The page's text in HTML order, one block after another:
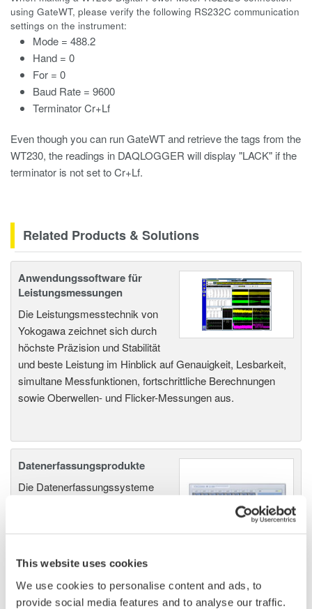
This website uses cookies
We use cookies to personalise content and ads, to
provide social media features and to analyse our traffic.
using GateWT, please verify the following RS232C communication
settings on the instrument:
Mode = 488.2
Hand = 0
For = 0
Baud Rate = 9600
Terminator Cr+Lf
Even though you can run GateWT and retrieve the tags from the
WT230, the readings in DAQLOGGER will display "LACK" if the
terminator is not set to Cr+Lf.
Related Products & Solutions
Anwendungssoftware für
Leistungsmessungen
Die Leistungsmesstechnik von
Yokogawa zeichnet sich durch
höchste Präzision und Stabilität
und beste Leistung im Hinblick auf Genauigkeit, Lesbarkeit,
simultane Messfunktionen, fortschrittliche Berechnungen
sowie Oberwellen- und Flicker-Messungen aus.
Datenerfassungsprodukte
Die Datenerfassungssysteme
Leistungsfähigkeit zur Messung,
zur Auslösung unterschiedlichster physikalischer oder
elektrischer Phänomene.